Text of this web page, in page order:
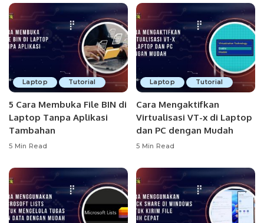
Laptop Tutorial
5 Cara Membuka File BIN di
Laptop Tanpa Aplikasi
Tambahan
5 Min Read
Laptop Tutorial
Cara Mengaktifkan
Virtualisasi VT-x di Laptop
dan PC dengan Mudah
5 Min Read